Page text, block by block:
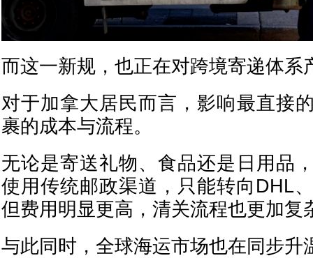
而这一新规，也正在对跨境寄递体系
对于加拿大居民而言，影响最直接
裹的成本与流程。
无论是寄送礼物、食品还是日用品
使用传统邮政渠道，只能转向DHL
但费用明显更高，清关流程也更加复
与此同时，全球海运市场也在同步升